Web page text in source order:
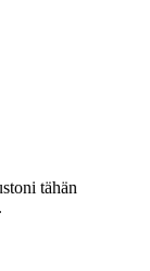
tähän